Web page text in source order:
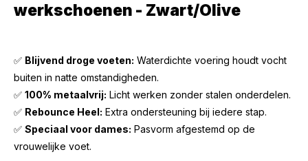
werkschoenen - Zwart/Olive
✅ Blijvend droge voeten: Waterdichte voering houdt vocht
buiten in natte omstandigheden.
✅ 100% metaalvrij: Licht werken zonder stalen onderdelen.
✅ Rebounce Heel: Extra ondersteuning bij iedere stap.
✅ Speciaal voor dames: Pasvorm afgestemd op de
vrouwelijke voet.